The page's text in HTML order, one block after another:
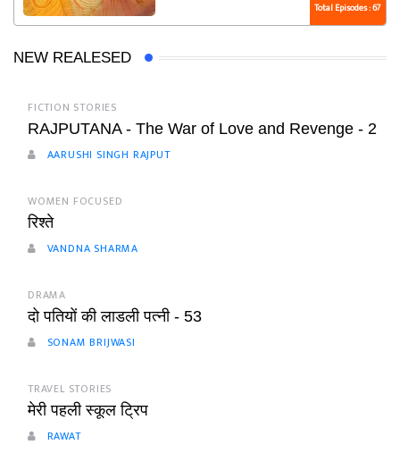
Total Episodes : 67
NEW REALESED
FICTION STORIES
RAJPUTANA - The War of Love and Revenge - 2
AARUSHI SINGH RAJPUT
WOMEN FOCUSED
रिश्ते
VANDNA SHARMA
DRAMA
दो पतियों की लाडली पत्नी - 53
SONAM BRIJWASI
TRAVEL STORIES
मेरी पहली स्कूल ट्रिप
RAWAT